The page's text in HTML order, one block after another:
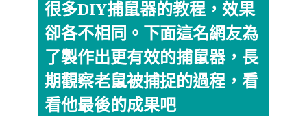
很多DIY捕鼠器的教程，效果
卻各不相同。下面這名網友為
了製作出更有效的捕鼠器，長
期觀察老鼠被捕捉的過程，看
看他最後的成果吧